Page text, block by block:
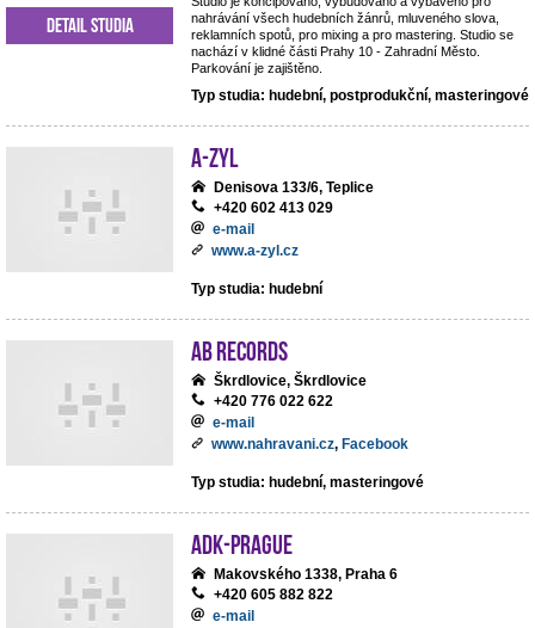
nahrávání všech hudebních žánrů, mluveného slova,
reklamních spotů, pro mixing a pro mastering. Studio se
nachází v klidné části Prahy 10 - Zahradní Město.
Parkování je zajištěno.
Typ studia: hudební, postprodukční, masteringové
Detail studia
A-ZYL
Denisova 133/6, Teplice
+420 602 413 029
e-mail
www.a-zyl.cz
Typ studia: hudební
AB records
Škrdlovice, Škrdlovice
+420 776 022 622
e-mail
www.nahravani.cz, Facebook
Typ studia: hudební, masteringové
ADK-Prague
Makovského 1338, Praha 6
+420 605 882 822
e-mail